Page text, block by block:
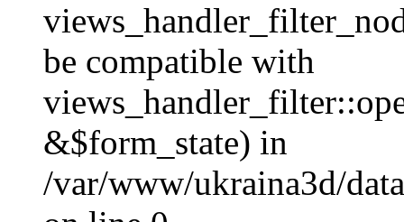
be compatible with
&$form_state) in
/var/www/ukraina3d/